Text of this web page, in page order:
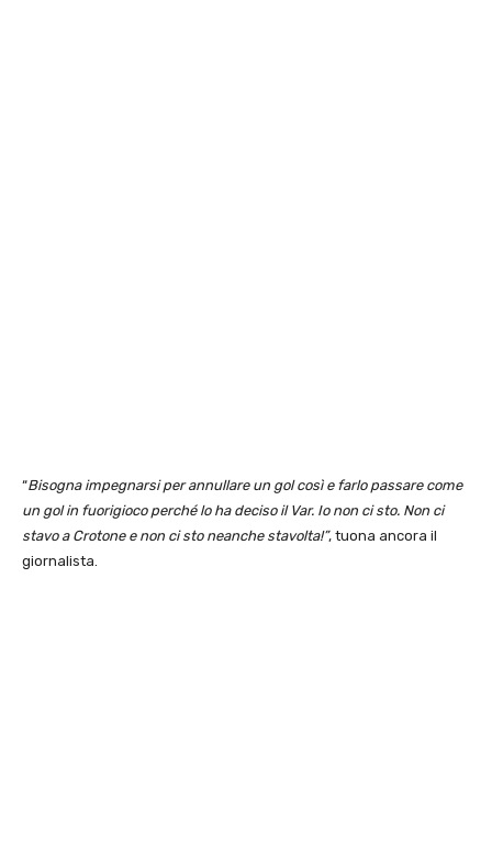
“Bisogna impegnarsi per annullare un gol così e farlo passare come
un gol in fuorigioco perché lo ha deciso il Var. Io non ci sto. Non ci
stavo a Crotone e non ci sto neanche stavolta!”, tuona ancora il
giornalista.